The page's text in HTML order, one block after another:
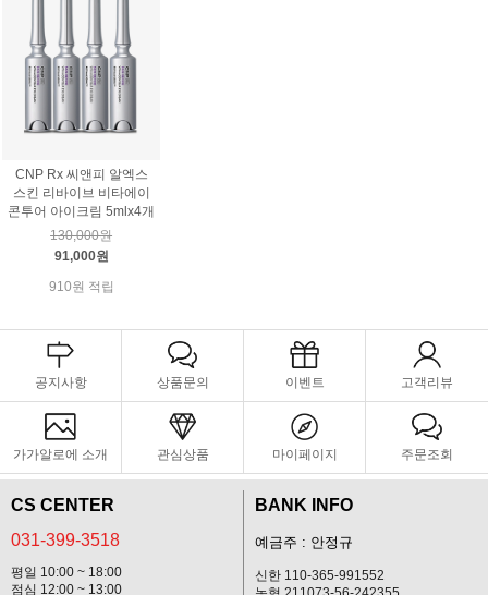
CNP Rx 씨앤피 알엑스
스킨 리바이브 비타에이
콘투어 아이크림 5mlx4개
130,000원
91,000원
910원 적립
공지사항 상품문의 이벤트 고객리뷰
가가알로에 소개 관심상품 마이페이지 주문조회
CS CENTER
031-399-3518
평일 10:00 ~ 18:00
점심 12:00 ~ 13:00
BANK INFO
예금주 : 안정규
신한 110-365-991552